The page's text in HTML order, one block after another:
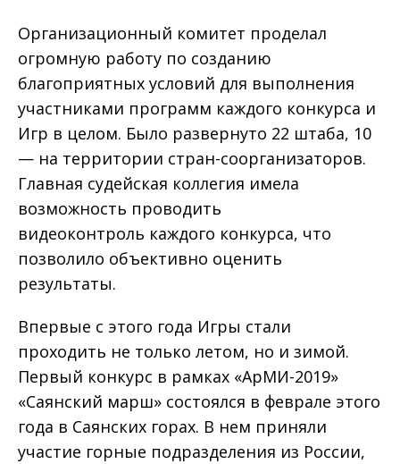
Организационный комитет проделал
огромную работу по созданию
благоприятных условий для выполнения
участниками программ каждого конкурса и
Игр в целом. Было развернуто 22 штаба, 10
— на территории стран-соорганизаторов.
Главная судейская коллегия имела
возможность проводить
видеоконтроль каждого конкурса, что
позволило объективно оценить
результаты.
Впервые с этого года Игры стали
проходить не только летом, но и зимой.
Первый конкурс в рамках «АрМИ-2019»
«Саянский марш» состоялся в феврале этого
года в Саянских горах. В нем приняли
участие горные подразделения из России,